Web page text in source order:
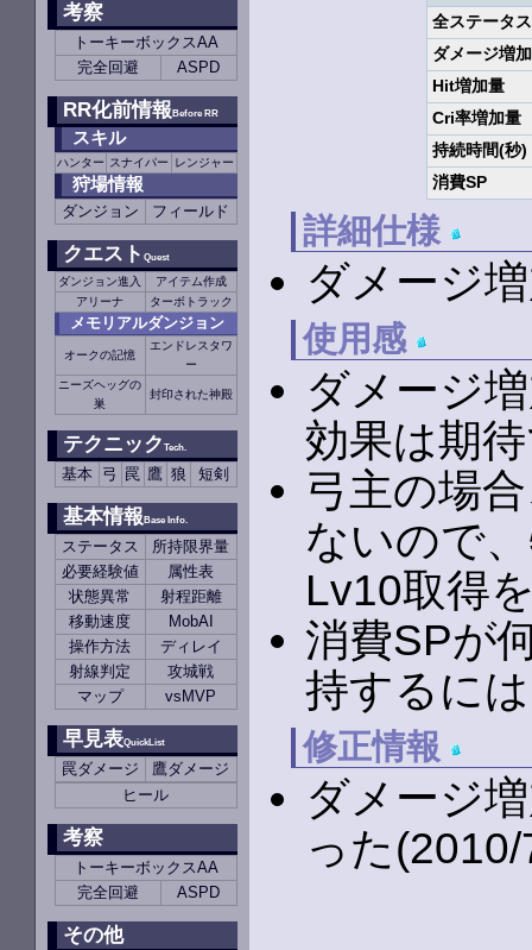
考察
トーキーボックスAA
完全回避
ASPD
RR化前情報Before RR
スキル
ハンター スナイパー レンジャー
狩場情報
ダンジョン フィールド
クエストQuest
ダンジョン進入
アイテム作成
アリーナ
ターボトラック
メモリアルダンジョン
オークの記憶
エンドレスタワ
ー
ニーズヘッグの
巣
封印された神殿
テクニックTech.
基本 弓 罠 鷹 狼 短剣
基本情報Base Info.
ステータス
所持限界量
必要経験値
属性表
状態異常
射程距離
移動速度
MobAI
操作方法
ディレイ
射線判定
攻城戦
マップ
vsMVP
早見表QuickList
罠ダメージ
鷹ダメージ
ヒール
考察
トーキーボックスAA
完全回避
ASPD
その他
全ステータ
ダメージ増
Hit増加量
Cri率増加量
持続時間(秒)
消費SP
詳細仕様
ダメージ
使用感
ダメージ
効果は期
弓主の場
ないので
Lv10取得
消費SPが
持するに
修正情報
ダメージ
った